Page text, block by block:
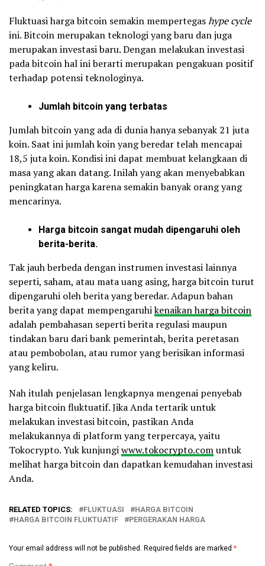
Fluktuasi harga bitcoin semakin mempertegashype cycle
ini. Bitcoin merupakan teknologi yang baru dan juga
merupakan investasi baru. Dengan melakukan investasi
pada bitcoin hal ini berarti merupakan pengakuan positif
terhadap potensi teknologinya.
Jumlah bitcoin yang terbatas
Jumlah bitcoin yang ada di dunia hanya sebanyak 21 juta
koin. Saat ini jumlah koin yang beredar telah mencapai
18,5 juta koin. Kondisi ini dapat membuat kelangkaan di
masa yang akan datang. Inilah yang akan menyebabkan
peningkatan harga karena semakin banyak orang yang
mencarinya.
Harga bitcoin sangat mudah dipengaruhi oleh
berita-berita.
Tak jauh berbeda dengan instrumen investasi lainnya
seperti, saham, atau mata uang asing, harga bitcoin turut
dipengaruhi oleh berita yang beredar. Adapun bahan
berita yang dapat mempengaruhikenaikan harga bitcoin
adalah pembahasan seperti berita regulasi maupun
tindakan baru dari bank pemerintah, berita peretasan
atau pembobolan, atau rumor yang berisikan informasi
yang keliru.
Nah itulah penjelasan lengkapnya mengenai penyebab
harga bitcoin fluktuatif. Jika Anda tertarik untuk
melakukan investasi bitcoin, pastikan Anda
melakukannya di platform yang terpercaya, yaitu
Tokocrypto. Yuk kunjungiwww.tokocrypto.comuntuk
melihat harga bitcoin dan dapatkan kemudahan investasi
Anda.
RELATED TOPICS: FLUKTUASI
HARGA BITCOIN
HARGA BITCOIN FLUKTUATIF
PERGERAKAN HARGA
Your email address will not be published. Required fields are marked *